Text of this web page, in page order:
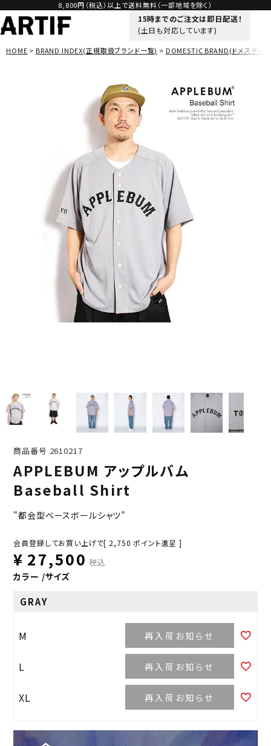
8,800円（税込）以上で送料無料（一部地域を除く）
15時までのご注文は即日配送！
(土日も対応しています)
HOME BRAND INDEX(正規取扱ブランド一覧) DOMESTIC BRAND(ドメスティッ
商品番号 2610217
APPLEBUM アップルバム
Baseball Shirt
"都会型ベースボールシャツ"
会員登録してお買い上げで[ 2,750 ポイント進呈 ]
¥ 27,500 税込
カラー サイズ
GRAY
M 再入荷お知らせ
L 再入荷お知らせ
XL 再入荷お知らせ